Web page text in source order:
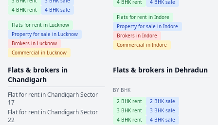
4 BHK rent 4 BHK sale
Flats for rent in Lucknow
Property for sale in Lucknow
Brokers in Lucknow
Commercial in Lucknow
4 BHK rent 4 BHK sale
Flats for rent in Indore
Property for sale in Indore
Brokers in Indore
Commercial in Indore
Flats & brokers in
Chandigarh
Flat for rent inChandigarhSector
17
Flat for rent inChandigarhSector
22
Flats & brokers in Dehradun
BY BHK
2 BHK rent 2 BHK sale
3 BHK rent 3 BHK sale
4 BHK rent 4 BHK sale